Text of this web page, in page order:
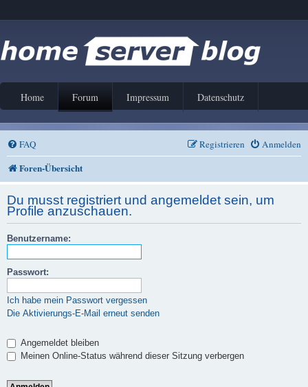
Home Forum Impressum Datenschutz
FAQ Anmelden
Registrieren
Foren-Übersicht
Du musst registriert und angemeldet sein, um
Profile anzuschauen.
Benutzername:
Passwort:
Ich habe mein Passwort vergessen
Die Aktivierungs-E-Mail erneut senden
Angemeldet bleiben
Meinen Online-Status während dieser Sitzung verbergen